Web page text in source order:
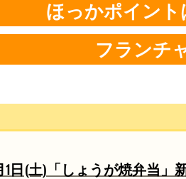
ほっかポイント
フランチ
1日(土)「しょうが焼弁当」